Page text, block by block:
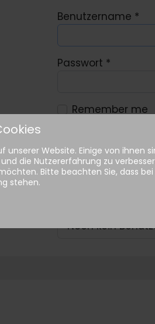
Benutzername *
Passwort *
Remember me
Passwort
Noch kein
unserer Website. Einige von ihnen
die Nutzererfahrung zu
Bitte beachten Sie, dass
stehen.